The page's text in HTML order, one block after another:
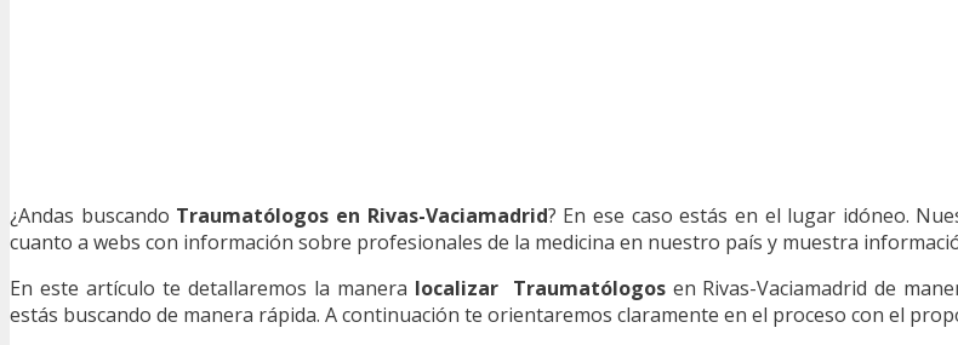
¿Andas buscando Traumatólogos en Rivas-Vaciamadrid? En ese caso estás en el lugar idóneo.
cuanto a webs con información sobre profesionales de la medicina en nuestro país y muestra
En este artículo te detallaremos la manera localizar Traumatólogosen Rivas-Vaciamadrid de
estás buscando de manera rápida. A continuación te orientaremos claramente en el proceso con el